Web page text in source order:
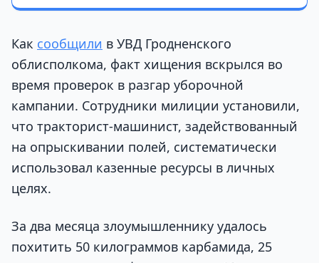
Как сообщили в УВД Гродненского
облисполкома, факт хищения вскрылся во
время проверок в разгар уборочной
кампании. Сотрудники милиции установили,
что тракторист-машинист, задействованный
на опрыскивании полей, систематически
использовал казенные ресурсы в личных
целях.
За два месяца злоумышленнику удалось
похитить 50 килограммов карбамида, 25